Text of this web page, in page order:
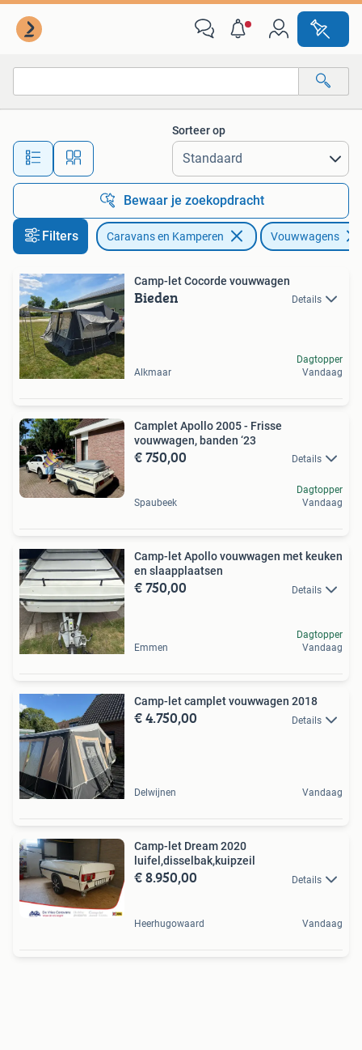
Alle afstanden…
Sorteer op
Bewaar je zoekopdracht
Filters Caravans en Kamperen Vouwwagens
Camp-let Cocorde vouwwagen
Bieden Details
Alkmaar
Dagtopper
Vandaag
Camplet Apollo 2005 - Frisse
vouwwagen, banden ‘23
€ 750,00 Details
Spaubeek
Dagtopper
Vandaag
Camp-let Apollo vouwwagen met keuken
en slaapplaatsen
€ 750,00 Details
Emmen
Dagtopper
Vandaag
Camp-let camplet vouwwagen 2018
€ 4.750,00 Details
Delwijnen Vandaag
Camp-let Dream 2020
luifel,disselbak,kuipzeil
€ 8.950,00 Details
Heerhugowaard Vandaag